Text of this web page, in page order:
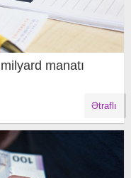
manatı
Ətraflı